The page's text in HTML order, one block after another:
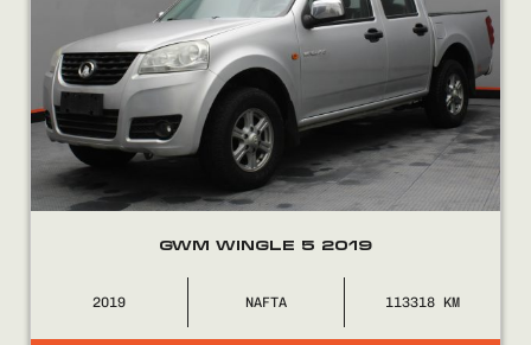
GWM WINGLE 5 2019
2019 NAFTA 113318